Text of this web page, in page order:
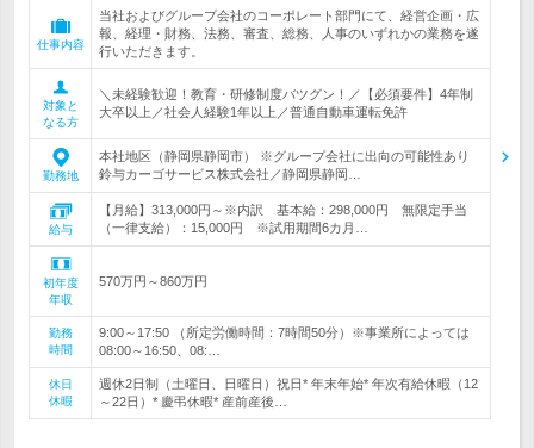
仕事内容
当社およびグループ会社のコーポレート部門にて、経営企画・広
報、経理・財務、法務、審査、総務、人事のいずれかの業務を遂
行いただきます。
対象と
なる方
＼未経験歓迎！教育・研修制度バツグン！／【必須要件】4年制
大卒以上／社会人経験1年以上／普通自動車運転免許
勤務地
本社地区（静岡県静岡市） ※グループ会社に出向の可能性あり
鈴与カーゴサービス株式会社／静岡県静岡…
給与
【月給】313,000円～※内訳 基本給：298,000円 無限定手当
（一律支給）：15,000円 ※試用期間6カ月…
初年度
年収
570万円～860万円
勤務
時間
9:00～17:50 （所定労働時間：7時間50分）※事業所によっては
08:00～16:50、08:…
休日
休暇
週休2日制（土曜日、日曜日）祝日* 年末年始* 年次有給休暇（12
～22日）* 慶弔休暇* 産前産後…